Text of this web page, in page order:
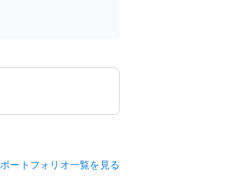
ポートフォリオ一覧を見る